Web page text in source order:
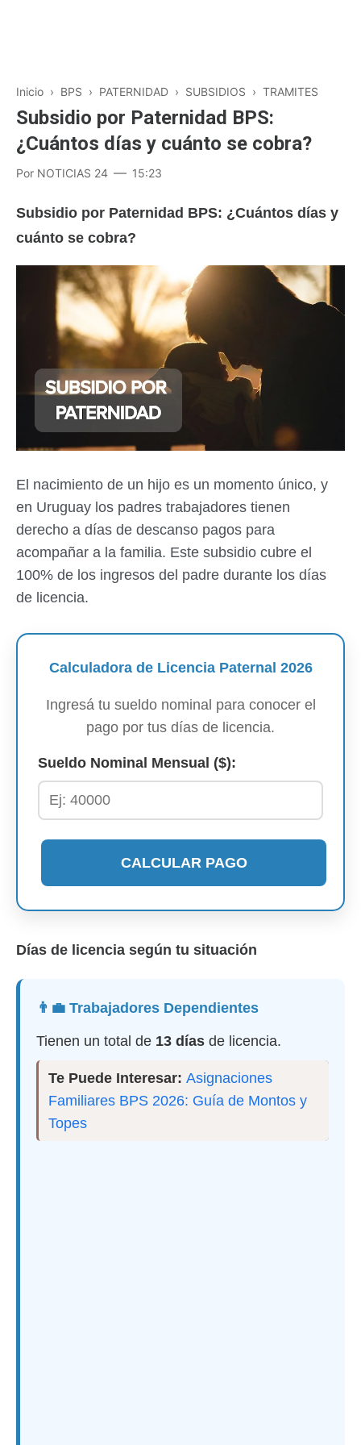
Inicio › BPS › PATERNIDAD › SUBSIDIOS › TRAMITES
Subsidio por Paternidad BPS:
¿Cuántos días y cuánto se cobra?
Por NOTICIAS 24 15:23
Subsidio por Paternidad BPS: ¿Cuántos días y
cuánto se cobra?
El nacimiento de un hijo es un momento único, y
en Uruguay los padres trabajadores tienen
derecho a días de descanso pagos para
acompañar a la familia. Este subsidio cubre el
100% de los ingresos del padre durante los días
de licencia.
Calculadora de Licencia Paternal 2026
Ingresá tu sueldo nominal para conocer el
pago por tus días de licencia.
Sueldo Nominal Mensual ($):
CALCULAR PAGO
Días de licencia según tu situación
👨‍💼 Trabajadores Dependientes
Tienen un total de 13 días de licencia.
Te Puede Interesar: Asignaciones
Familiares BPS 2026: Guía de Montos y
Topes